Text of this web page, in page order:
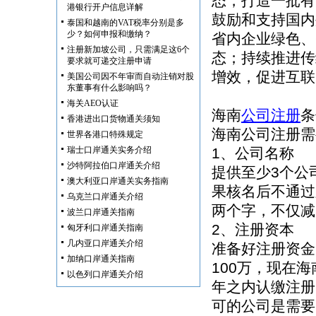
港银行开户信息详解
泰国和越南的VAT税率分别是多
少？如何申报和缴纳？
注册新加坡公司，只需满足这6个
要求就可递交注册申请
美国公司因不年审而自动注销对股
东董事有什么影响吗？
海关AEO认证
香港进出口货物通关须知
世界各港口特殊规定
瑞士口岸通关实务介绍
沙特阿拉伯口岸通关介绍
澳大利亚口岸通关实务指南
乌克兰口岸通关介绍
波兰口岸通关指南
匈牙利口岸通关指南
几内亚口岸通关介绍
加纳口岸通关指南
以色列口岸通关介绍
鼓励和支持国
省内企业绿色
态；持续推进
增效，促进互
海南公司注册
海南公司注册
1、公司名称
提供至少3个公
果核名后不通
两个字，不仅
2、注册资本
准备好注册资
100万，现在
年之内认缴注
可的公司是需